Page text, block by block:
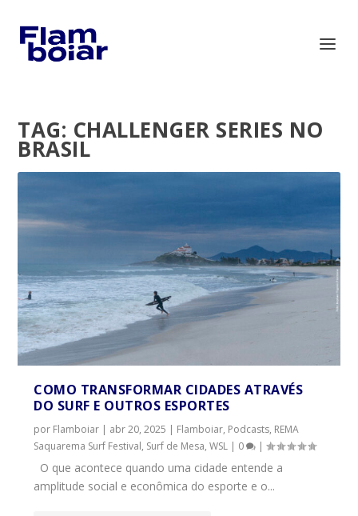
TAG: CHALLENGER SERIES NO
BRASIL
COMO TRANSFORMAR CIDADES ATRAVÉS
DO SURF E OUTROS ESPORTES
por Flamboiar | abr 20, 2025 | Flamboiar, Podcasts, REMA
Saquarema Surf Festival, Surf de Mesa,WSL | 0 |
O que acontece quando uma cidade entende a
amplitude social e econômica do esporte e o...